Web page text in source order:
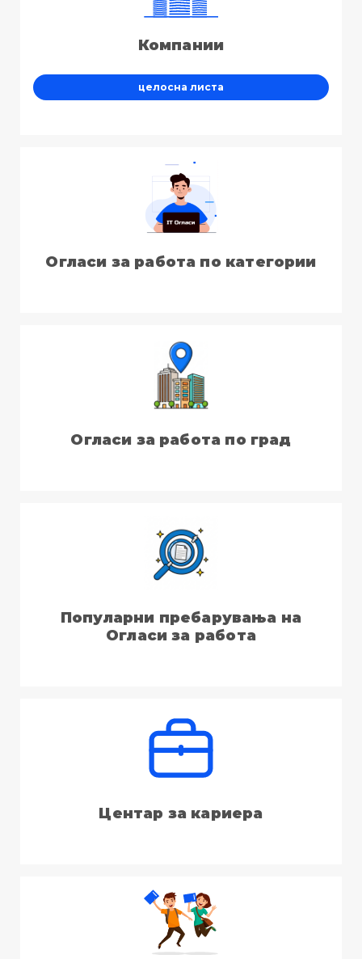
Компании
целосна листа
Огласи за работа по категории
Огласи за работа по град
Популарни пребарувања на
Огласи за работа
Центар за кариера